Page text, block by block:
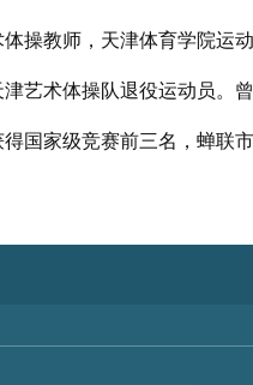
教师，天津体育学院运动
津艺术体操队退役运动员。
得国家级竞赛前三名，蝉联